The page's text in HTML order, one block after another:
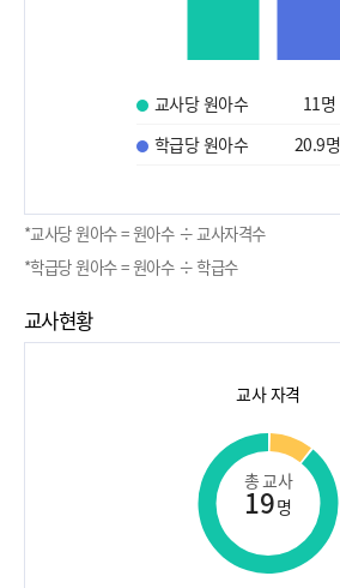
교사당 원아수 11명
학급당 원아수
20.9명
*교사당 원아수 = 원아수 ÷ 교사자격수
*학급당 원아수 = 원아수 ÷ 학급수
교사현황
교사 자격
총 교사
19명